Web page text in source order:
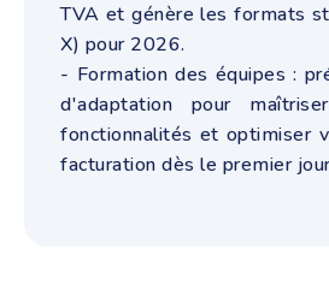
TVA et génère les formats
X) pour 2026.
- Formation des équipes :
d'adaptation pour
fonctionnalités et optimiser
facturation dès le premier